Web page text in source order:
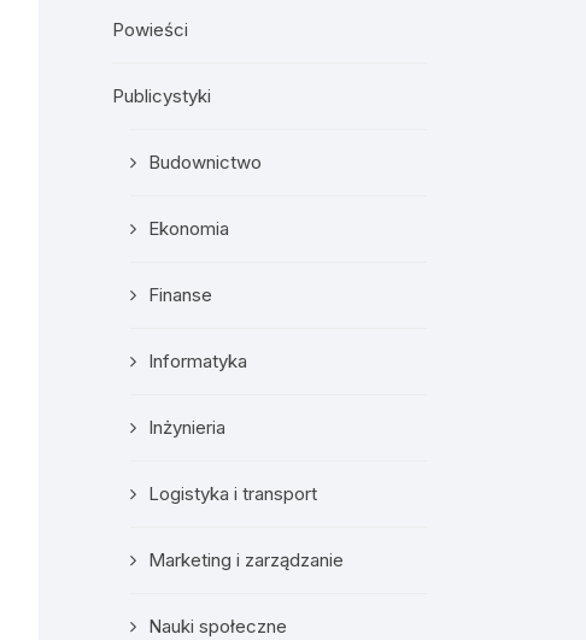
Powieści
Publicystyki
Budownictwo
Ekonomia
Finanse
Informatyka
Inżynieria
Logistyka i transport
Marketing i zarządzanie
Nauki społeczne